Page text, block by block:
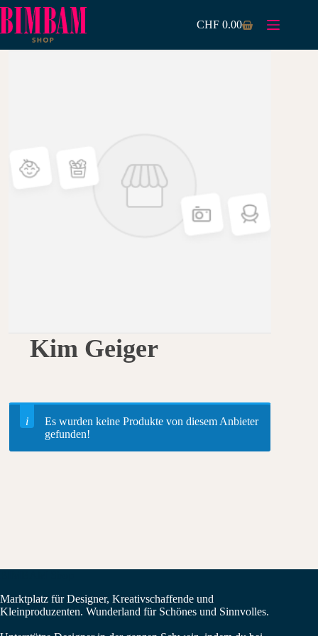
Zum
Inhalt
springen
Warenkorb
CHF 0.00
Kim Geiger
Es wurden keine Produkte von diesem Anbieter
gefunden!
Marktplatz für Designer, Kreativschaffende und
Kleinproduzenten. Wunderland für Schönes und Sinnvolles.